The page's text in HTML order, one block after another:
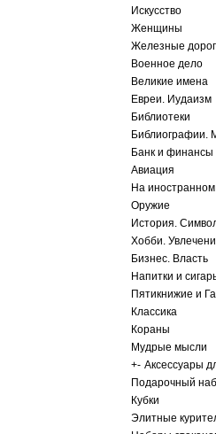
Искусство
Женщины
Железные
Военное дело
Великие имена
Евреи. Иудаизм
Библиотеки
Библиографии.
Банк и финансы
Авиация
На
Оружие
История.
Хобби.
Бизнес. Власть
Напитки и
Пятикнижие и
Классика
Кораны
Мудрые мысли
+- Аксессуары
Подарочный
Кубки
Элитные